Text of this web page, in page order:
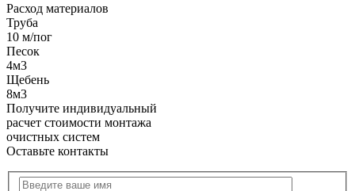
Расход материалов
Труба
10 м/пог
Песок
4м3
Щебень
8м3
Получите индивидуальный
расчет стоимости монтажа
очистных систем
Оставьте контакты